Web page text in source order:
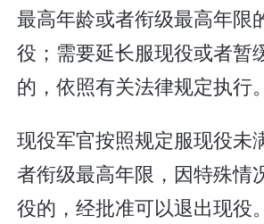
最高年龄或者衔级最高年限
役；需要延长服现役或者暂
的，依照有关法律规定执行。
现役军官按照规定服现役未
者衔级最高年限，因特殊情
役的，经批准可以退出现役。